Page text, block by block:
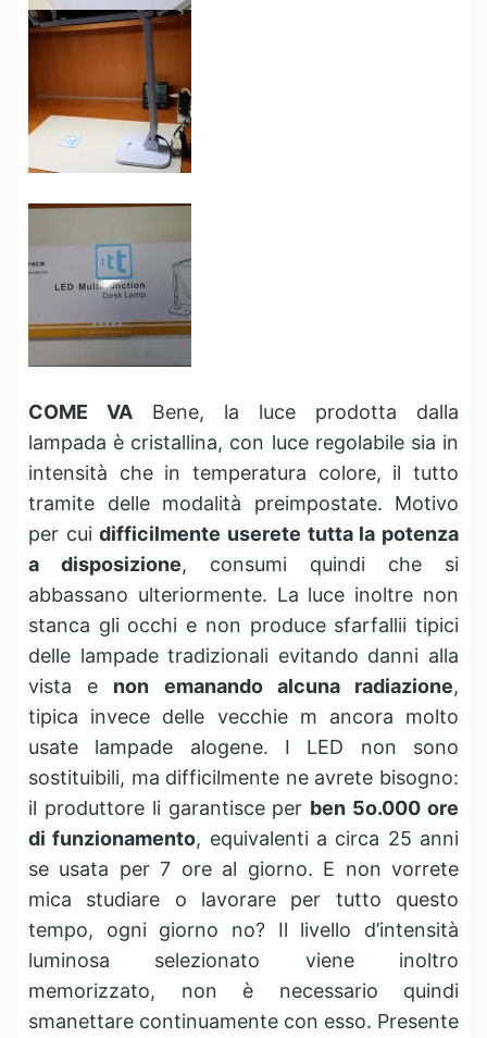
COME VA Bene, la luce prodotta dalla
lampada è cristallina, con luce regolabile sia in
intensità che in temperatura colore, il tutto
tramite delle modalità preimpostate. Motivo
per cuidifficilmente userete tutta la potenza
a disposizione, consumi quindi che si
abbassano ulteriormente. La luce inoltre non
stanca gli occhi e non produce sfarfallii tipici
delle lampade tradizionali evitando danni alla
vista e non emanando alcuna radiazione,
tipica invece delle vecchie m ancora molto
usate lampade alogene. I LED non sono
sostituibili, ma difficilmente ne avrete bisogno:
il produttore li garantisce per ben 5o.000 ore
di funzionamento, equivalenti a circa 25 anni
se usata per 7 ore al giorno. E non vorrete
mica studiare o lavorare per tutto questo
tempo, ogni giorno no? Il livello d’intensità
luminosa selezionato viene inoltro
memorizzato, non è necessario quindi
smanettare continuamente con esso. Presente